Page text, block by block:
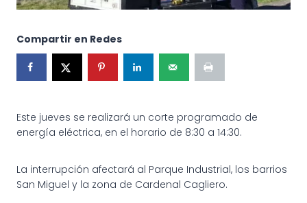
Compartir en Redes
Este jueves se realizará un corte programado de
energía eléctrica, en el horario de 8:30 a 14:30.
La interrupción afectará al Parque Industrial, los barrios
San Miguel y la zona de Cardenal Cagliero.